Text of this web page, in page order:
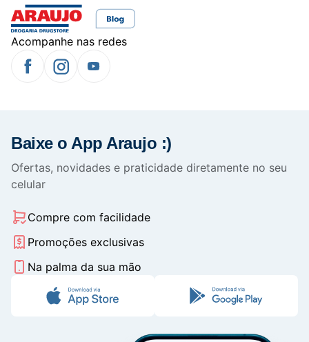
Acompanhe nas redes
Baixe o App Araujo :)
Ofertas, novidades e praticidade diretamente no seu
celular
Compre com facilidade
Promoções exclusivas
Na palma da sua mão